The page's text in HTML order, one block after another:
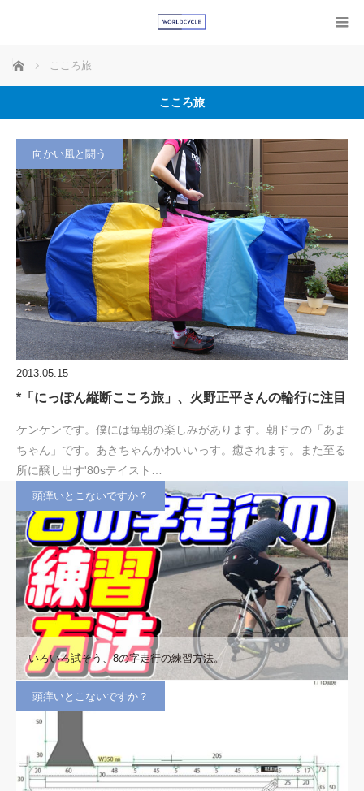
ホーム こころ旅
こころ旅
向かい風と闘う
2013.05.15
*「にっぽん縦断こころ旅」、火野正平さんの輪行に注目
ケンケンです。僕には毎朝の楽しみがあります。朝ドラの「あま
ちゃん」です。あきちゃんかわいいっす。癒されます。また至る
所に醸し出す'80sテイスト…
頭痒いとこないですか？
いろいろ試そう、8の字走行の練習方法。
頭痒いとこないですか？